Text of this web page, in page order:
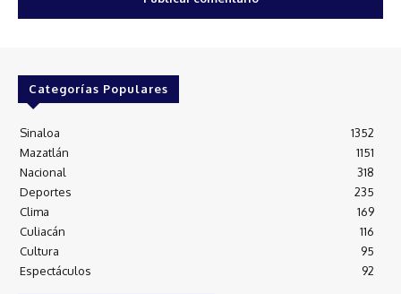
Categorías Populares
Sinaloa
1352
Mazatlán
1151
Nacional
318
Deportes
235
Clima
169
Culiacán
116
Cultura
95
Espectáculos
92